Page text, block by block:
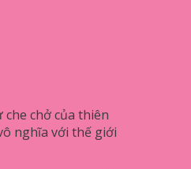
chở của thiên
nghĩa với thế giới